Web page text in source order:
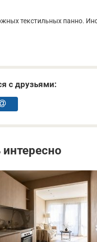
текстильных панно.
с друзьями: